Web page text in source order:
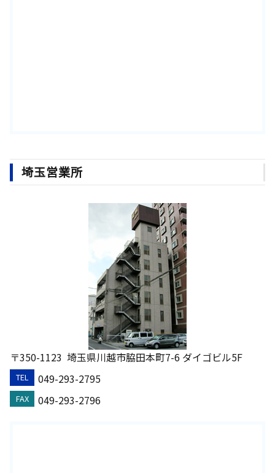
埼玉営業所
〒350-1123 埼玉県川越市脇田本町7-6 ダイゴビル5F
TEL 049-293-2795
FAX 049-293-2796